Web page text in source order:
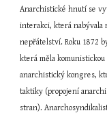
Anarchistické hnutí se
interakci, která nabývala
nepřátelství. Roku 1872
která měla komunistickou
anarchistický kongres,
taktiky (propojení
stran).